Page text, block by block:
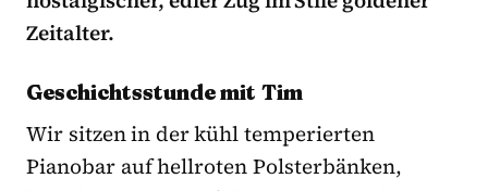
Zeitalter.
Geschichtsstunde mit Tim
Wir sitzen in der kühl temperierten
Pianobar auf hellroten Polsterbänken,